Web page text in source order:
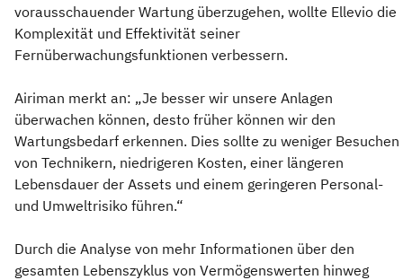
vorausschauender Wartung überzugehen, wollte Ellevio die
Komplexität und Effektivität seiner
Fernüberwachungsfunktionen verbessern.
Airiman merkt an: „Je besser wir unsere Anlagen
überwachen können, desto früher können wir den
Wartungsbedarf erkennen. Dies sollte zu weniger Besuchen
von Technikern, niedrigeren Kosten, einer längeren
Lebensdauer der Assets und einem geringeren Personal-
und Umweltrisiko führen.“
Durch die Analyse von mehr Informationen über den
gesamten Lebenszyklus von Vermögenswerten hinweg